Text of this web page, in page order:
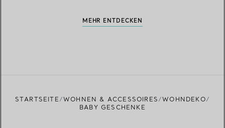
MEHR ENTDECKEN
STARTSEITE WOHNEN & ACCESSOIRES
WOHNDEKO
BABY GESCHENKE